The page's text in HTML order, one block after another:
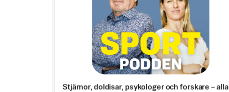
Stjärnor, doldisar, psykologer och forskare – alla